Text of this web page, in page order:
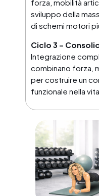
forza, mobilità
sviluppo della
di schemi motori
Ciclo 3 –
Integrazione
combinano forza,
per costruire un
funzionale nella